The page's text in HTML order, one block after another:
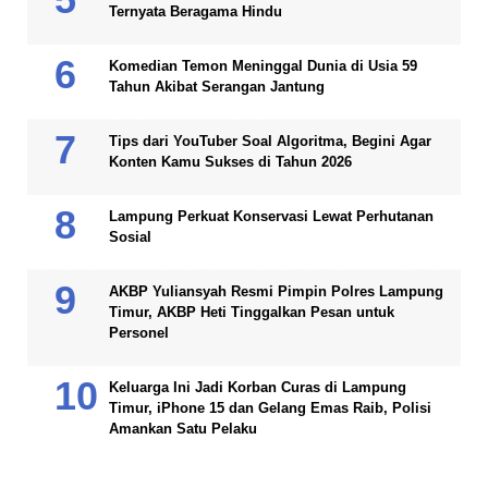
Ternyata Beragama Hindu
Komedian Temon Meninggal Dunia di Usia 59
Tahun Akibat Serangan Jantung
Tips dari YouTuber Soal Algoritma, Begini Agar
Konten Kamu Sukses di Tahun 2026
Lampung Perkuat Konservasi Lewat Perhutanan
Sosial
AKBP Yuliansyah Resmi Pimpin Polres Lampung
Timur, AKBP Heti Tinggalkan Pesan untuk
Personel
Keluarga Ini Jadi Korban Curas di Lampung
Timur, iPhone 15 dan Gelang Emas Raib, Polisi
Amankan Satu Pelaku